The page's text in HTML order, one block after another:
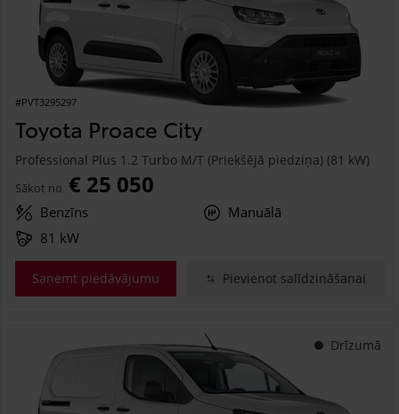
#PVT3295297
Toyota Proace City
Professional Plus 1.2 Turbo M/T (Priekšējā piedziņa) (81 kW)
Sākot no € 25 050
Benzīns
Manuālā
81 kW
Saņemt piedāvājumu Pievienot salīdzināšanai
Drīzumā